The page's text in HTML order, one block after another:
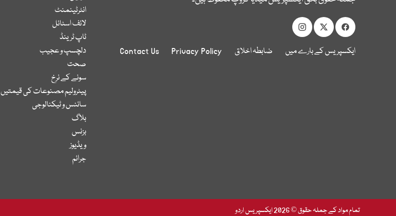
ایکسپریس کے بارے میں ضابطہ اخلاق Privacy Policy
Contact Us
انٹرٹینمنٹ
لائف اسٹائل
ٹاپ ٹرینڈ
دلچسپ و عجیب
صحت
سونے کے نرخ
پیٹرولیم مصنوعات کی قیمتیں
سائنس و ٹیکنالوجی
بلاگ
بزنس
ویڈیوز
جرائم
تمام مواد کے جملہ حقوق © 2026 ایکسپریس اردو